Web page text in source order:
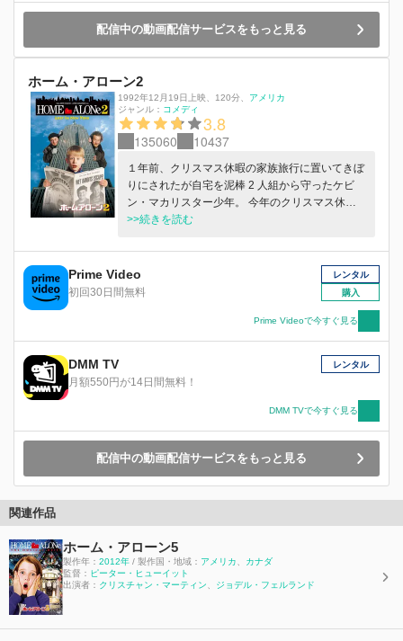
配信中の動画配信サービスをもっと見る
ホーム・アローン2
1992年12月19日上映 120分
アメリカ
ジャンル： コメディ
3.8
135060 10437
１年前、クリスマス休暇の家族旅行に置いてきぼ
りにされたが自宅を泥棒 2 人組から守ったケビ
ン・マカリスター少年。 今年のクリスマス休暇
の行き先はマイアミだったのだが、ケビンは広い
に乗ってしまう！ケビンはパパのクレジットカー
ドを使ってニューヨークで豪遊するが、そう長い
間楽しんではいられなかった…。 １年前にケビ
ンの家を襲ったハリーとマーブの泥棒 2 人組が刑
務所を脱獄して、偶然にもクリスマスの大強盗を
計画してニューヨークへ向かっていたのだ。 し
かも、少しだけ賢くなって…！？ケビンは泥棒 2
人組にとって忘れられないようなとんでもない撃
退作戦を立てる。
>>続きを読む
Prime Video
初回30日間無料
レンタル
購入
Prime Videoで今すぐ見る
DMM TV
月額550円が14日間無料！
レンタル
DMM TVで今すぐ見る
配信中の動画配信サービスをもっと見る
関連作品
ホーム・アローン5
製作年： 2012年 / 製作国・地域： アメリカ
カナダ
監督： ピーター・ヒューイット
出演者： クリスチャン・マーティン ジョデル・フェルランド